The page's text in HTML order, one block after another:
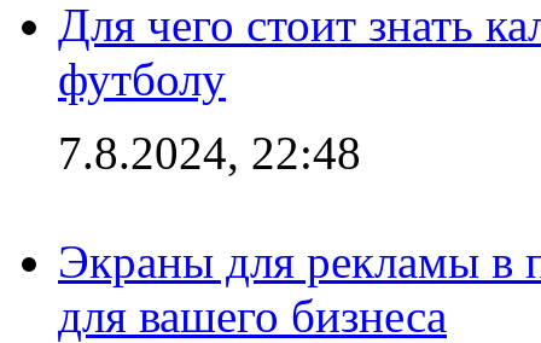
Для чего стоит знать
футболу
7.8.2024, 22:48
Экраны для рекламы в
для вашего бизнеса